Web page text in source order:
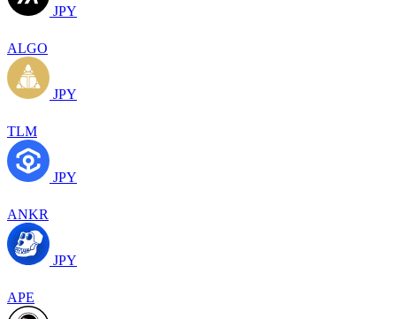
JPY
ALGO
JPY
TLM
JPY
ANKR
JPY
APE